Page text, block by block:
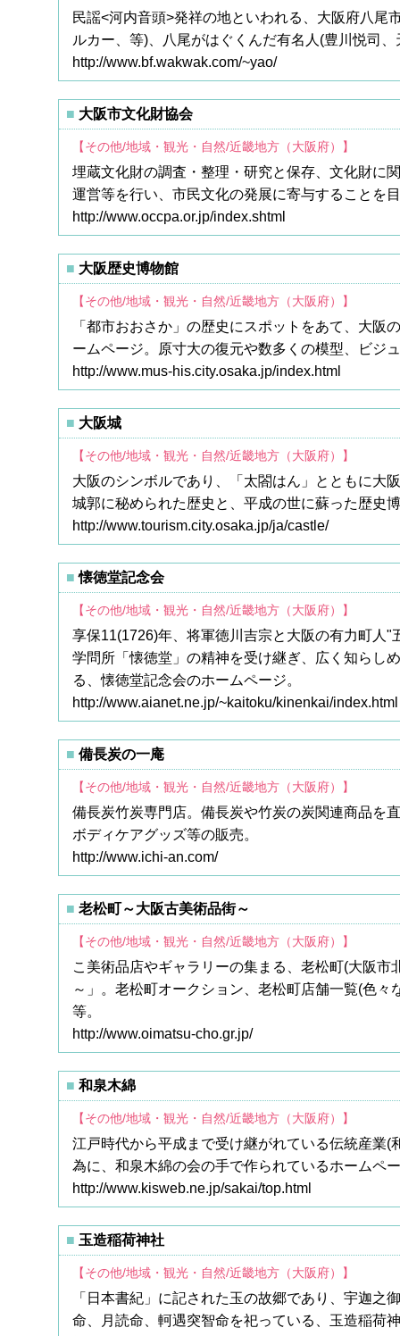
民謡<河内音頭>発祥の地といわれる、大阪府八尾
ルカー、等)、八尾がはぐくんだ有名人(豊川悦司
http://www.bf.wakwak.com/~yao/
大阪市文化財協会
【その他/地域・観光・自然/近畿地方（大阪府）】
埋蔵文化財の調査・整理・研究と保存、文化財に
運営等を行い、市民文化の発展に寄与することを
http://www.occpa.or.jp/index.shtml
大阪歴史博物館
【その他/地域・観光・自然/近畿地方（大阪府）】
「都市おおさか」の歴史にスポットをあて、大
ームページ。原寸大の復元や数多くの模型、ビジ
http://www.mus-his.city.osaka.jp/index.html
大阪城
【その他/地域・観光・自然/近畿地方（大阪府）】
大阪のシンボルであり、「太閤はん」とともに大
城郭に秘められた歴史と、平成の世に蘇った歴史
http://www.tourism.city.osaka.jp/ja/castle/
懐徳堂記念会
【その他/地域・観光・自然/近畿地方（大阪府）】
享保11(1726)年、将軍徳川吉宗と大阪の有力町人
学問所「懐徳堂」の精神を受け継ぎ、広く知らし
る、懐徳堂記念会のホームページ。
http://www.aianet.ne.jp/~kaitoku/kinenkai/index.html
備長炭の一庵
【その他/地域・観光・自然/近畿地方（大阪府）】
備長炭竹炭専門店。備長炭や竹炭の炭関連商品を
ボディケアグッズ等の販売。
http://www.ichi-an.com/
老松町～大阪古美術品街～
【その他/地域・観光・自然/近畿地方（大阪府）】
こ美術品店やギャラリーの集まる、老松町(大阪
～」。老松町オークション、老松町店舗一覧(色
等。
http://www.oimatsu-cho.gr.jp/
和泉木綿
【その他/地域・観光・自然/近畿地方（大阪府）】
江戸時代から平成まで受け継がれている伝統産業
為に、和泉木綿の会の手で作られているホームペ
http://www.kisweb.ne.jp/sakai/top.html
玉造稲荷神社
【その他/地域・観光・自然/近畿地方（大阪府）】
「日本書紀」に記された玉の故郷であり、宇迦
命、月読命、軻遇突智命を祀っている、玉造稲荷